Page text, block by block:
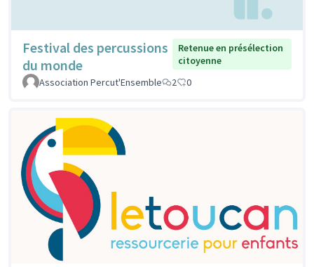
Festival des percussions
du monde
Retenue en présélection
citoyenne
Association Percut'Ensemble
2 0